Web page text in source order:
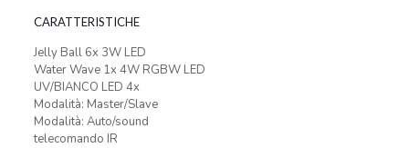
CARATTERISTICHE
Jelly Ball 6x 3W LED
Water Wave 1x 4W RGBW LED
UV/BIANCO LED 4x
Modalità: Master/Slave
Modalità: Auto/sound
telecomando IR